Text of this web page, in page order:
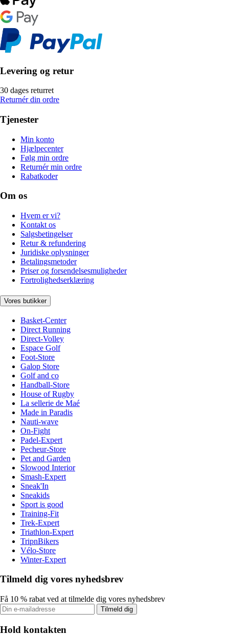
Levering og retur
30 dages returret
Returnér din ordre
Tjenester
Min konto
Hjælpecenter
Følg min ordre
Returnér min ordre
Rabatkoder
Om os
Hvem er vi?
Kontakt os
Salgsbetingelser
Retur & refundering
Juridiske oplysninger
Betalingsmetoder
Priser og forsendelsesmuligheder
Fortrolighedserklæring
Vores butikker
Basket-Center
Direct Running
Direct-Volley
Espace Golf
Foot-Store
Galop Store
Golf and co
Handball-Store
House of Rugby
La sellerie de Maé
Made in Paradis
Nauti-wave
On-Fight
Padel-Expert
Pecheur-Store
Pet and Garden
Slowood Interior
Smash-Expert
Sneak'In
Sneakids
Sport is good
Training-Fit
Trek-Expert
Triathlon-Expert
TripnBikers
Vélo-Store
Winter-Expert
Tilmeld dig vores nyhedsbrev
Få 10 % rabat ved at tilmelde dig vores nyhedsbrev
Tilmeld dig
Hold kontakten